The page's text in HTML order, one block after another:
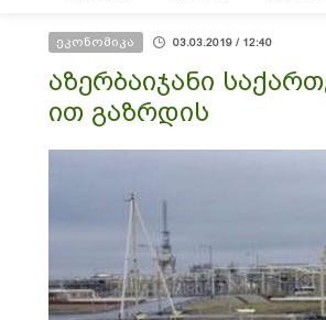
ეკონომიკა 03.03.2019 / 12:40
აზერბაიჯანი
ით გაზრდის